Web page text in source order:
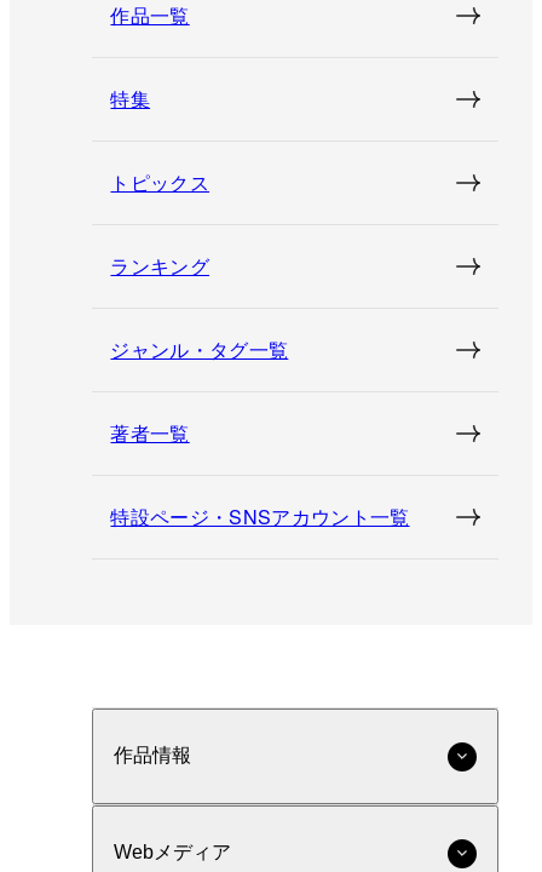
作品一覧
特集
トピックス
ランキング
ジャンル・タグ一覧
著者一覧
特設ページ・SNSアカウント一覧
作品情報
Webメディア